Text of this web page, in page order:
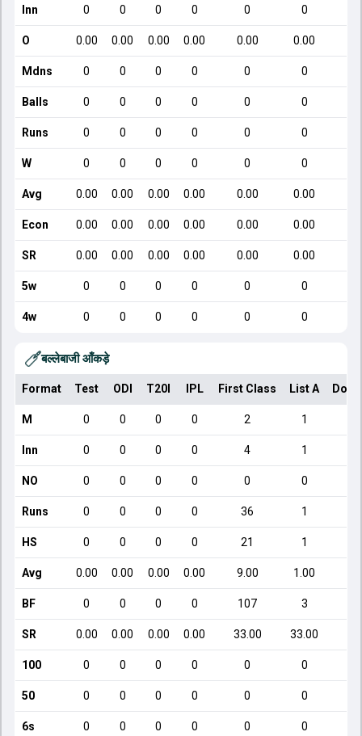
Inn 0 0 0 0 0 0
O 0.00 0.00 0.00 0.00 0.00 0.00
Mdns 0 0 0 0 0 0
Balls 0 0 0 0 0 0
Runs 0 0 0 0 0 0
W 0 0 0 0 0 0
Avg 0.00 0.00 0.00 0.00 0.00 0.00
Econ 0.00 0.00 0.00 0.00 0.00 0.00
SR 0.00 0.00 0.00 0.00 0.00 0.00
5w 0 0 0 0 0 0
4w 0 0 0 0 0 0
बल्लेबाजी आँकड़े
Format Test ODI T20I IPL First Class List A
M 0 0 0 0 2 1
Inn 0 0 0 0 4 1
NO 0 0 0 0 0 0
Runs 0 0 0 0 36 1
HS 0 0 0 0 21 1
Avg 0.00 0.00 0.00 0.00 9.00 1.00
BF 0 0 0 0 107 3
SR 0.00 0.00 0.00 0.00 33.00 33.00
100 0 0 0 0 0 0
50 0 0 0 0 0 0
6s 0 0 0 0 0 0